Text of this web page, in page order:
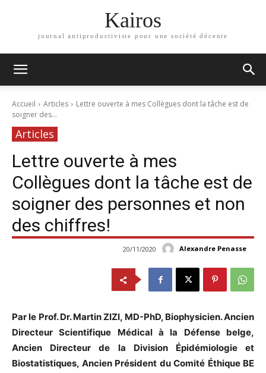
Kairos
journal antiproductiviste pour une société décente
Accueil Articles
Lettre ouverte à mes Collègues dont la tâche est de
soigner des...
Articles
Lettre ouverte à mes
Collègues dont la tâche est de
soigner des personnes et non
des chiffres!
Alexandre Penasse
20/11/2020
Par le Prof. Dr. Martin ZIZI, MD-PhD, Biophysicien. Ancien
Directeur Scientifique Médical à la Défense belge,
Ancien Directeur de la Division Épidémiologie et
Biostatistiques, Ancien Président du Comité Éthique BE